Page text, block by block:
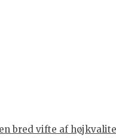
bred vifte af